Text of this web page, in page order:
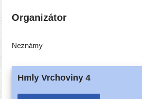
Organizátor
Neznámy
Hmly Vrchoviny 4